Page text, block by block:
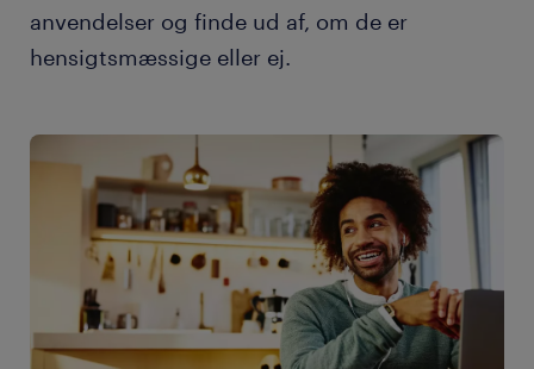
anvendelser og finde ud af, om de er
hensigtsmæssige eller ej.